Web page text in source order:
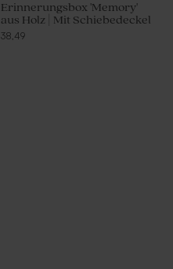
Erinnerungsbox 'Memory'
aus Holz | Mit Schiebedeckel
38,49